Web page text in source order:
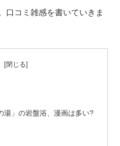
口コミ雑感を書いていきま
湯」の岩盤浴、漫画は多い?